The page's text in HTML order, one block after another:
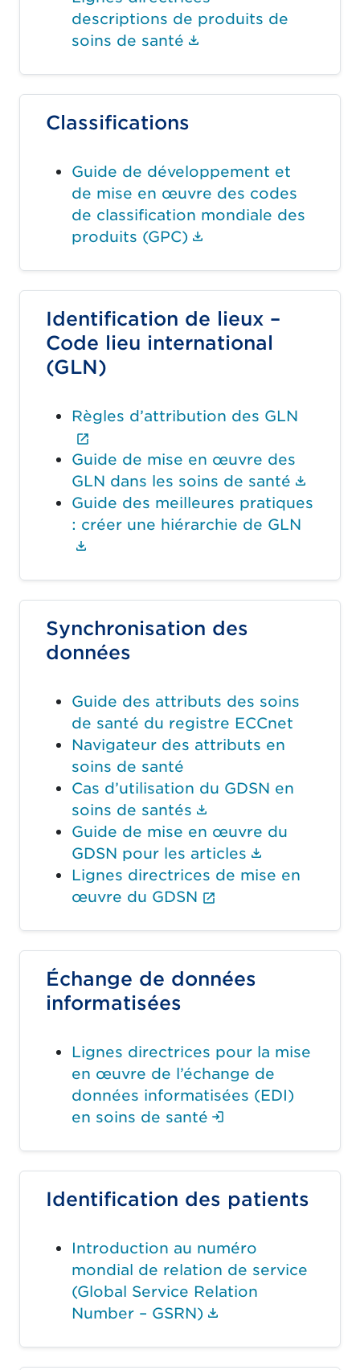
descriptions de produits de
soins de santé
Classifications
Guide de développement et
de mise en œuvre des codes
de classification mondiale des
produits (GPC)
Identification de lieux –
Code lieu international
(GLN)
Règles d’attribution des GLN
Guide de mise en œuvre des
GLN dans les soins de santé
Guide des meilleures pratiques
: créer une hiérarchie de GLN
Synchronisation des
données
Guide des attributs des soins
de santé du registre ECCnet
Navigateur des attributs en
soins de santé
Cas d’utilisation du GDSN en
soins de santés
Guide de mise en œuvre du
GDSN pour les articles
Lignes directrices de mise en
œuvre du GDSN
Échange de données
informatisées
Lignes directrices pour la mise
en œuvre de l’échange de
données informatisées (EDI)
en soins de santé
Identification des patients
Introduction au numéro
mondial de relation de service
(Global Service Relation
Number – GSRN)